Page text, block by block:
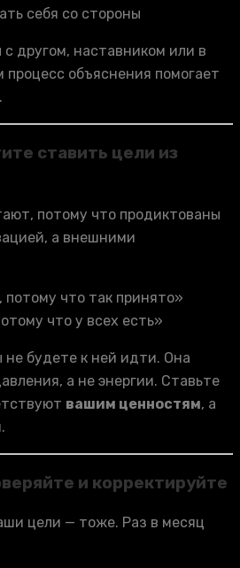
себя со стороны
другом, наставником или в
процесс объяснения помогает
ставить цели из
потому что продиктованы
а внешними
потому что так принято»
что у всех есть»
не будете к ней идти. Она
а не энергии. Ставьте
вашим ценностям, а
и корректируйте
цели — тоже. Раз в месяц